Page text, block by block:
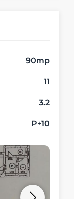
90mp
11
3.2
P+10